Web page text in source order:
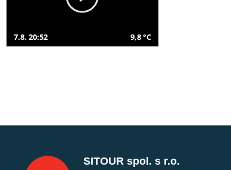
7.8. 20:52 9,8 °C
SITOUR spol. s r.o.